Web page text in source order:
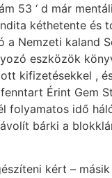
53 ‘ d már
kéthetente és
Nemzeti kaland
eszközök
kifizetésekkel ,
Érint Gem
folyamatos idő
bárki a
kért –